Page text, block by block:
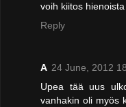
voih kiitos
Reply
A 24 June, 2012
Upea tää uus
vanhakin oli myös